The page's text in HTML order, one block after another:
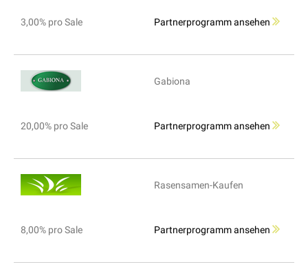
3,00% pro Sale Partnerprogramm ansehen
Gabiona
20,00% pro Sale Partnerprogramm ansehen
Rasensamen-Kaufen
8,00% pro Sale Partnerprogramm ansehen